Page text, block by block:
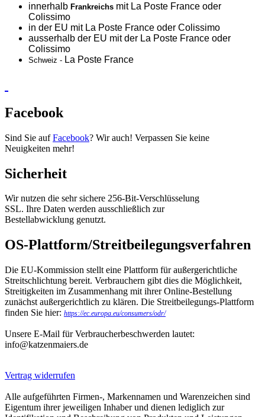
innerhalb Frankreichs mit La Poste France oder
Colissimo
in der EU mit La Poste France oder Colissimo
ausserhalb der EU mit der La Poste France oder
Colissimo
Schweiz - La Poste France
Facebook
Sind Sie aufFacebook? Wir auch! Verpassen Sie keine
Neuigkeiten mehr!
Sicherheit
Wir nutzen die sehr sichere 256-Bit-Verschlüsselung
SSL. Ihre Daten werden ausschließlich zur
Bestellabwicklung genutzt.
OS-Plattform/Streitbeilegungsverfahren
Die EU-Kommission stellt eine Plattform für außergerichtliche
Streitschlichtung bereit. Verbrauchern gibt dies die Möglichkeit,
Streitigkeiten im Zusammenhang mit ihrer Online-Bestellung
zunächst außergerichtlich zu klären. Die Streitbeilegungs-Plattform
finden Sie hier: https://ec.europa.eu/consumers/odr/
Unsere E-Mail für Verbraucherbeschwerden lautet:
info@katzenmaiers.de
Vertrag widerrufen
Alle aufgeführten Firmen-, Markennamen und Warenzeichen sind
Eigentum ihrer jeweiligen Inhaber und dienen lediglich zur